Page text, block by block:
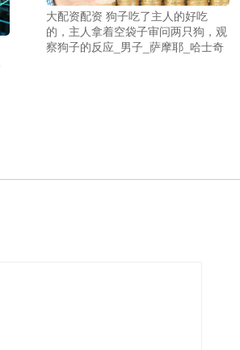
大配资配资 狗子吃了主人的好吃
的，主人拿着空袋子审问两只狗，观
察狗子的反应_男子_萨摩耶_哈士奇